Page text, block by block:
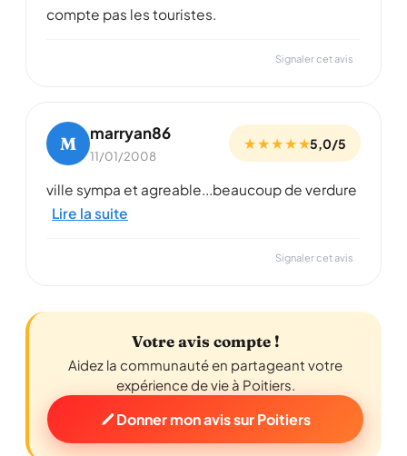
compte pas les touristes.
Signaler cet avis
M marryan86
11/01/2008
★ ★ ★ ★ ★5,0/5
ville sympa et agreable...beaucoup de verdure
Lire la suite
Signaler cet avis
Votre avis compte !
Aidez la communauté en partageant votre
expérience de vie à Poitiers.
Donner mon avis sur Poitiers